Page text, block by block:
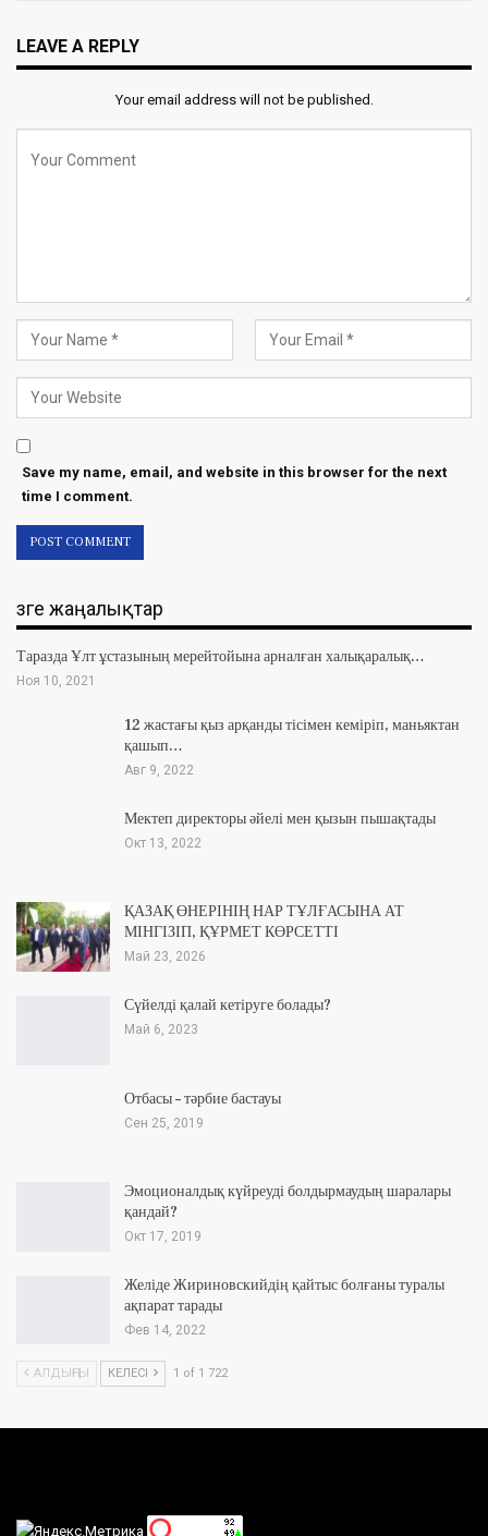
LEAVE A REPLY
Your email address will not be published.
Save my name, email, and website in this browser for the next
time I comment.
Өзге жаңалықтар
Таразда Ұлт ұстазының мерейтойына арналған халықаралық…
Ноя 10, 2021
12 жастағы қыз арқанды тісімен кеміріп, маньяктан
қашып…
Авг 9, 2022
Мектеп директоры әйелі мен қызын пышақтады
Окт 13, 2022
ҚАЗАҚ ӨНЕРІНІҢ НАР ТҰЛҒАСЫНА АТ
МІНГІЗІП, ҚҰРМЕТ КӨРСЕТТІ
Май 23, 2026
Сүйелді қалай кетіруге болады?
Май 6, 2023
Отбасы – тәрбие бастауы
Сен 25, 2019
Эмоционалдық күйреуді болдырмаудың шаралары
қандай?
Окт 17, 2019
Желіде Жириновскийдің қайтыс болғаны туралы
ақпарат тарады
Фев 14, 2022
АЛДЫҢҒЫ КЕЛЕСІ 1 of 1 722